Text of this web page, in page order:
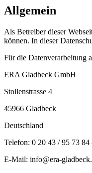
Allgemein
Als Betreiber dieser
können. In dieser
Für die Datenverarbeitung
ERA Gladbeck GmbH
Stollenstrasse 4
45966 Gladbeck
Deutschland
Telefon: 0 20 43 / 95 73 84
E-Mail: info@era-